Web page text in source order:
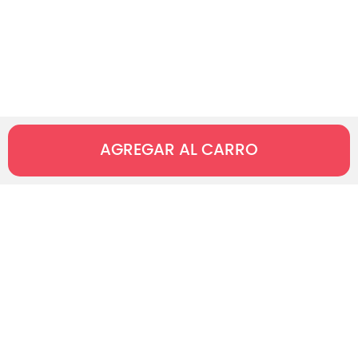
AGREGAR AL CARRO